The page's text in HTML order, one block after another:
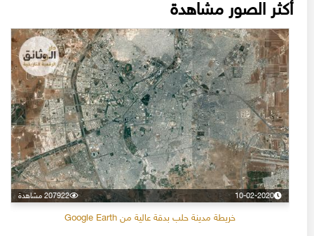
أكثر الصور مشاهدة
10-02-2020 207922 مشاهدة
خريطة مدينة حلب بدقة عالية من Google Earth